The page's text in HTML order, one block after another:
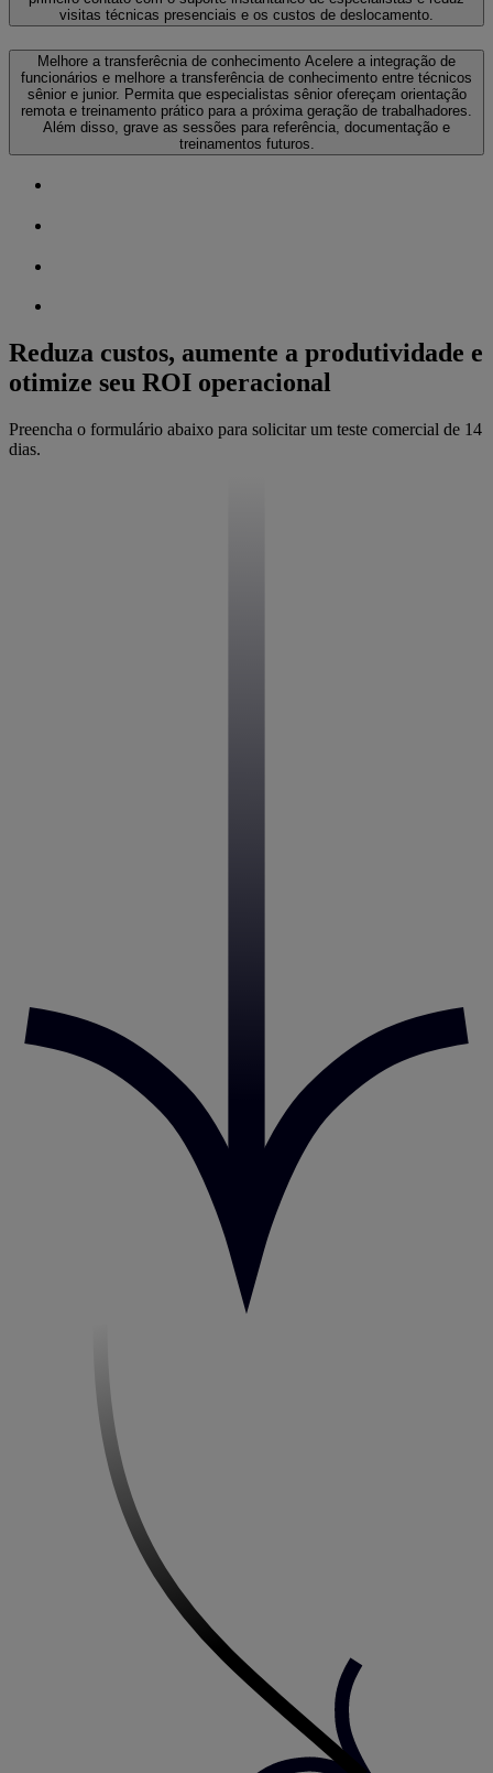
visitas técnicas presenciais e os custos de deslocamento.
Melhore a transferêcnia de conhecimento Acelere a integração de
funcionários e melhore a transferência de conhecimento entre técnicos
sênior e junior. Permita que especialistas sênior ofereçam orientação
remota e treinamento prático para a próxima geração de trabalhadores.
Além disso, grave as sessões para referência, documentação e
treinamentos futuros.
Reduza custos, aumente a produtividade e
otimize seu ROI operacional
Preencha o formulário abaixo para solicitar um teste comercial de 14
dias.